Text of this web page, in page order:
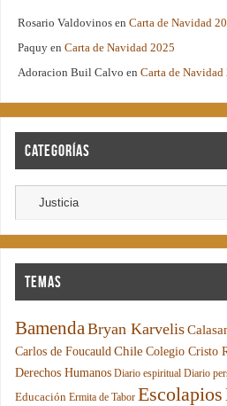
Rosario Valdovinos enCarta de Navidad
Paquy enCarta de Navidad 2025
Adoracion Buil Calvo enCarta de Navidad
Categorías
Temas
BamendaBryan Karvelis
Carlos de Foucauld Chile Colegio Cristo
Derechos Humanos Diario espiritual Diario
Educación Ermita de Tabor Escolapios